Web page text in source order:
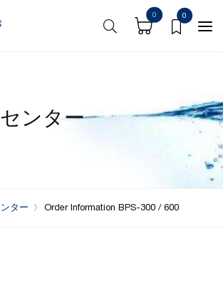
0 0
ンター
ター Order Information BPS-300 / 600